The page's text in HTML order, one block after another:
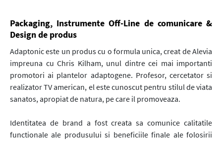
Packaging, Instrumente Off-Line de comunicare &
Design de produs
Adaptonic este un produs cu o formula unica, creat de Alevia
impreuna cu Chris Kilham, unul dintre cei mai importanti
promotori ai plantelor adaptogene. Profesor, cercetator si
realizator TV american, el este cunoscut pentru stilul de viata
sanatos, apropiat de natura, pe care il promoveaza.
Identitatea de brand a fost creata sa comunice calitatile
functionale ale produsului si beneficiile finale ale folosirii